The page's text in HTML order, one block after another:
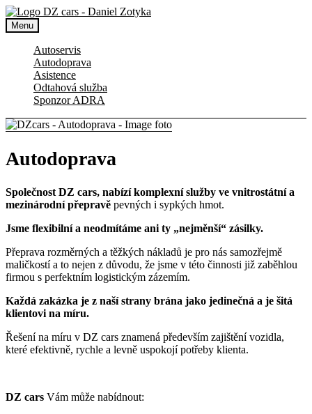
Skip
to
content
Autoservis a autodoprava
DZ Cars
Menu
Autoservis
Autodoprava
Asistence
Odtahová služba
Sponzor ADRA
Autodoprava
Společnost DZ cars, nabízí komplexní služby ve vnitrostátní a
mezinárodní přepravě pevných i sypkých hmot.
Jsme flexibilní a neodmítáme ani ty „nejměnší“ zásilky.
Přeprava rozměrných a těžkých nákladů je pro nás samozřejmě
maličkostí a to nejen z důvodu, že jsme v této činnosti již zaběhlou
firmou s perfektním logistickým zázemím.
Každá zakázka je z naší strany brána jako jedinečná a je šitá
klientovi na míru.
Řešení na míru v DZ cars znamená především zajištění vozidla,
které efektivně, rychle a levně uspokojí potřeby klienta.
DZ cars Vám může nabídnout: